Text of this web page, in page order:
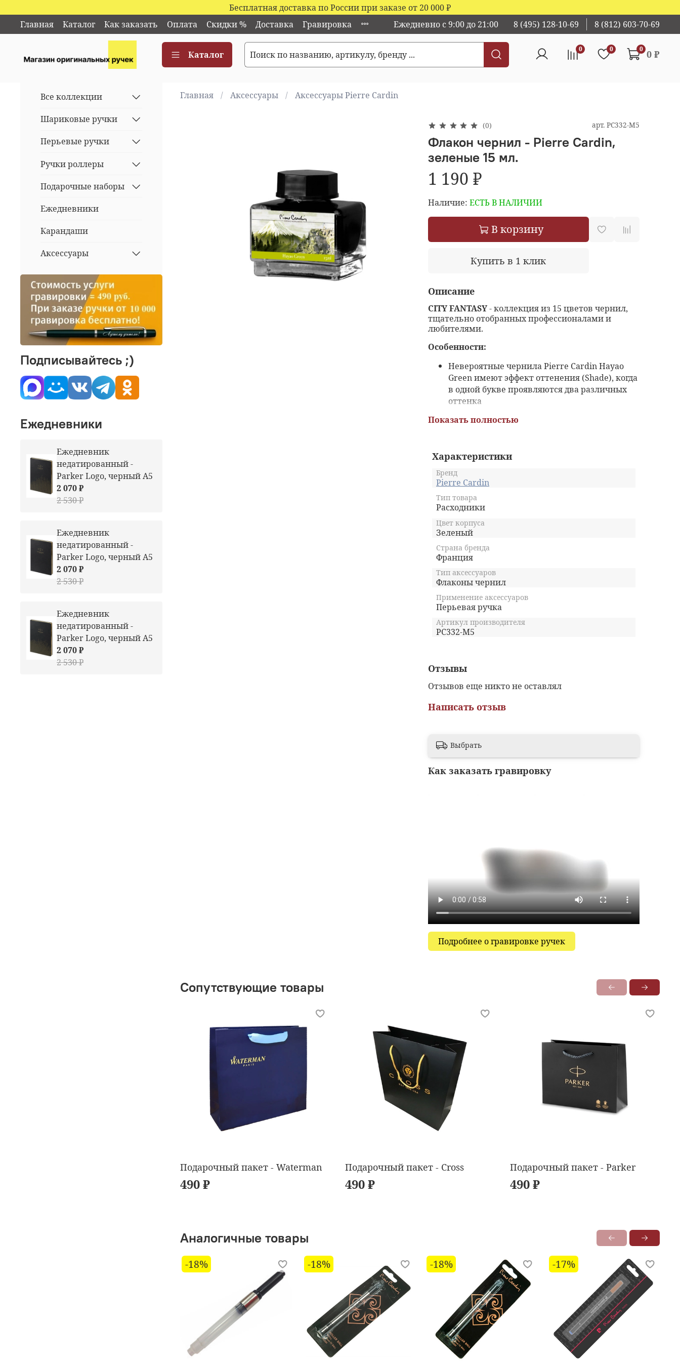
Бесплатная доставка по России при заказе от 20 000₽
Главная
Каталог Как заказать Оплата Скидки % Доставка Гравировка Ежедневно с 9:00 до 21:00 8 (495) 128-10-69 8 (812) 603-70-69
Каталог
0 0 0 0 ₽
Главная Аксессуары Аксессуары Pierre Cardin
(0) арт. PC332-M5
Флакон чернил - Pierre Cardin,
зеленые 15 мл.
1 190 ₽
Наличие: ЕСТЬ В НАЛИЧИИ
В корзину
Купить в 1 клик
Описание
CITY FANTASY- коллекция из 15 цветов чернил,
тщательно отобранных профессионалами и
любителями.
Особенности:
Невероятные чернила Pierre Cardin Hayao
Green имеют эффект оттенения (Shade), когда
в одной букве проявляются два различных
оттенка
Создайте свой цвет, смешав различные
Помимо обычного письма чернила
Pierre Cardin отлично подходят для
рисования, создания набросков
Объём флакона с чернилами 15 мл - для
новичков
коробке и упаковке
Показать полностью
Характеристики
Бренд
Pierre Cardin
Тип товара
Расходники
Цвет корпуса
Зеленый
Страна бренда
Франция
Тип аксессуаров
Флаконы чернил
Применение аксессуаров
Перьевая ручка
Артикул производителя
PC332-M5
Отзывы
Отзывов еще никто не оставлял
Написать отзыв
Выбрать
Как заказать гравировку
Подробнее о гравировке ручек
Сопутствующие товары
Подарочный пакет - Waterman
490 ₽
Подарочный пакет - Cross
490 ₽
Подарочный пакет - Parker
490 ₽
Аналогичные товары
-18% -18% -18% -17%
Все коллекции
Шариковые ручки
Перьевые ручки
Ручки роллеры
Подарочные наборы
Ежедневники
Карандаши
Аксессуары
Подписывайтесь ;)
Ежедневники
Ежедневник
недатированный -
Parker Logo, черный А5
2 070 ₽
2 530 ₽
Ежедневник
недатированный -
Parker Logo, черный А5
2 070 ₽
2 530 ₽
Ежедневник
недатированный -
Parker Logo, черный А5
2 070 ₽
2 530 ₽